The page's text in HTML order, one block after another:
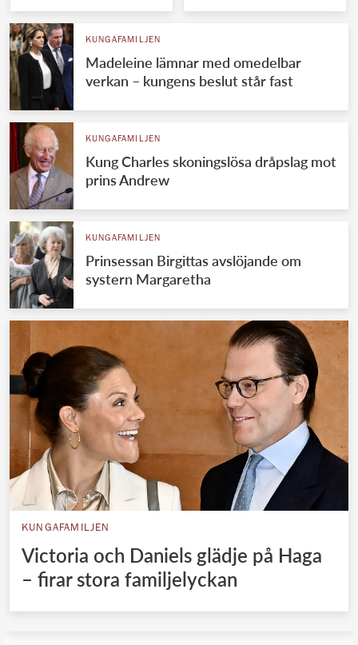
KUNGAFAMILJEN
Madeleine lämnar med omedelbar
verkan – kungens beslut står fast
KUNGAFAMILJEN
Kung Charles skoningslösa dråpslag mot
prins Andrew
KUNGAFAMILJEN
Prinsessan Birgittas avslöjande om
systern Margaretha
KUNGAFAMILJEN
Victoria och Daniels glädje på Haga
– firar stora familjelyckan